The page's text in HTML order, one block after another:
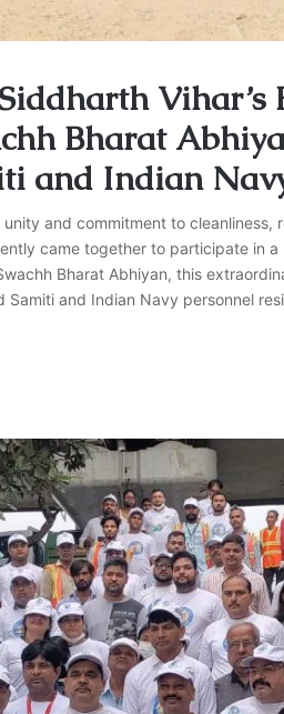
Vihar’s
Bharat
and Indian
and commitment to cleanliness,
came together to participate in
Bharat Abhiyan, this
and Indian Navy personnel